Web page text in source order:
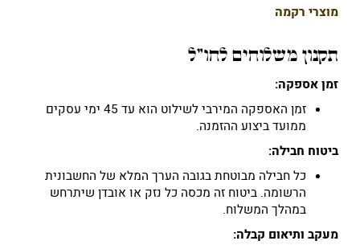
מוצרי רקמה
תקנון משלוחים לחו"ל
זמן אספקה:
זמן האספקה המירבי לשילוט הוא עד 45 ימי עסקים
ממועד ביצוע ההזמנה.
ביטוח חבילה:
כל חבילה מבוטחת בגובה הערך המלא של החשבונית
הרשומה. ביטוח זה מכסה כל נזק או אובדן שיתרחש
במהלך המשלוח.
מעקב ותיאום קבלה: